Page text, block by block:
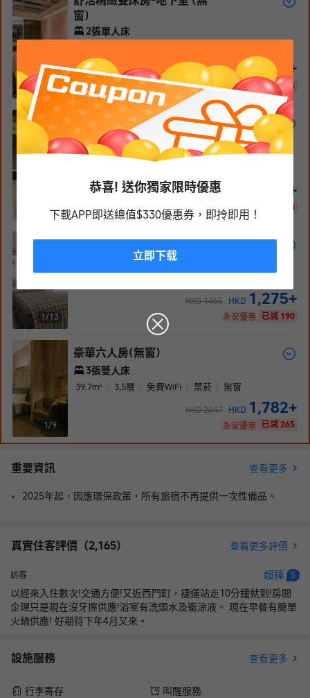
恭喜! 送你獨家限時優惠
下載APP即送總值$330優惠券，即拎即用！
立即下载
1/ 9
窗)
2張單人床
HKD 794 HKD 691 +
永安優惠 已減 103
10
舒活雅緻雙人房-地下室 (無
窗)
1張雙人床
HKD +
永安優惠 已減 108
1/13
HKD1465 HKD 1,275+
永安優惠 已減 190
1/9
豪華六人房(無窗)
3張雙人床
39.7m² 3,5層 免費WiFi 禁菸 無窗
HKD2047 HKD 1,782+
永安優惠 已減 265
重要資訊 查看更多
2025年起，因應環保政策，所有旅宿不再提供一次性備品。
真實住客評價（2,165） 查看更多評價
訪客 超棒 5
以經來入住數次!交通方便!又近西門町，捷運站走10分鐘就到!房間
企理只是現在沒牙擦供應!浴室有洗頭水及衝涼液。 現在早餐有簡單
火鍋供應! 好期待下年4月又來。
設施服務 查看更多
行李寄存 叫醒服務